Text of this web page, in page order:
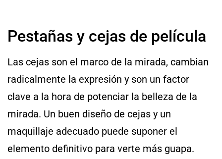
Pestañas y cejas de película
Las cejas son el marco de la mirada, cambian
radicalmente la expresión y son un factor
clave a la hora de potenciar la belleza de la
mirada. Un buen diseño de cejas y un
maquillaje adecuado puede suponer el
elemento definitivo para verte más guapa.